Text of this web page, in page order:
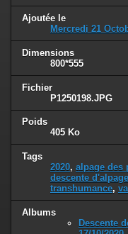
Ajoutée le
Mercredi 21
Dimensions
800*555
Fichier
P1250198.JPG
Poids
405 Ko
Tags
2020, alpage des
descente d'alpage
transhumance,
Albums
Descente